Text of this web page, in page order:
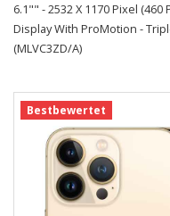
6.1"" - 2532 X 1170 Pixel
Display With ProMotion -
(MLVC3ZD/A)
Bestbewertet